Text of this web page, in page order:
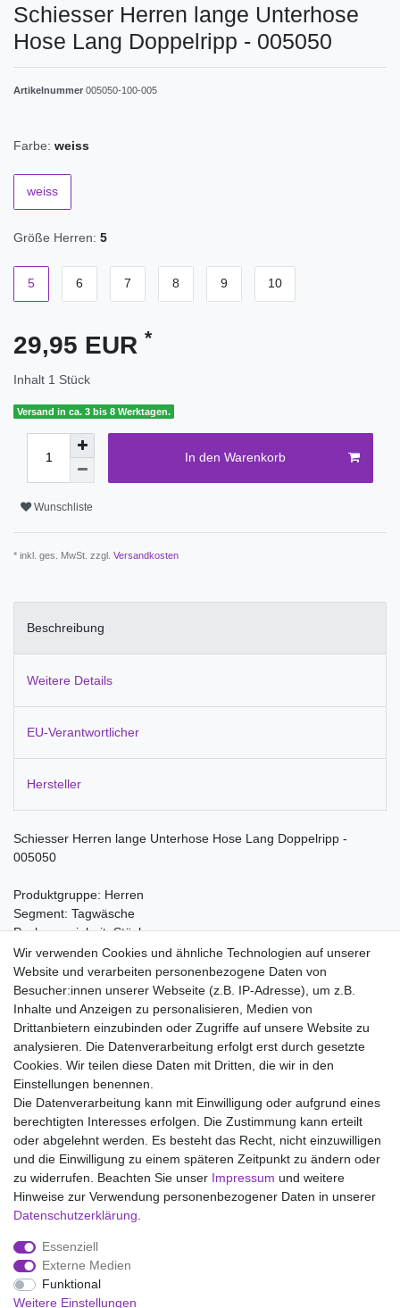
Schiesser Herren lange Unterhose
Hose Lang Doppelripp - 005050
Artikelnummer 005050-100-005
Farbe: weiss
weiss
Größe Herren: 5
5 6 7 8 9 10
29,95 EUR *
Inhalt 1 Stück
Versand in ca. 3 bis 8 Werktagen.
In den Warenkorb
Wunschliste
* inkl. ges. MwSt. zzgl. Versandkosten
Beschreibung
Weitere Details
EU-Verantwortlicher
Hersteller
Schiesser Herren lange Unterhose Hose Lang Doppelripp -
005050
Produktgruppe: Herren
Segment: Tagwäsche
Packungseinheit: Stück
Material:
100% Baumwolle
Wir liefern mit DHL (auch Samstags)
Kostenloser Versand
14 Tage Rückgaberecht
Impressum Daten­schutz­erklärung AGB
Widerrufs­recht
Wir verwenden Cookies und ähnliche Technologien auf unserer
Website und verarbeiten personenbezogene Daten von
Besucher:innen unserer Webseite (z.B. IP-Adresse), um z.B.
Inhalte und Anzeigen zu personalisieren, Medien von
Drittanbietern einzubinden oder Zugriffe auf unsere Website zu
analysieren. Die Datenverarbeitung erfolgt erst durch gesetzte
Cookies. Wir teilen diese Daten mit Dritten, die wir in den
Einstellungen benennen.
Die Datenverarbeitung kann mit Einwilligung oder aufgrund eines
berechtigten Interesses erfolgen. Die Zustimmung kann erteilt
oder abgelehnt werden. Es besteht das Recht, nicht einzuwilligen
und die Einwilligung zu einem späteren Zeitpunkt zu ändern oder
zu widerrufen. Beachten Sie unser Impressum und weitere
Hinweise zur Verwendung personenbezogener Daten in unserer
Daten­schutz­erklärung
Essenziell
Externe Medien
Funktional
Weitere Einstellungen